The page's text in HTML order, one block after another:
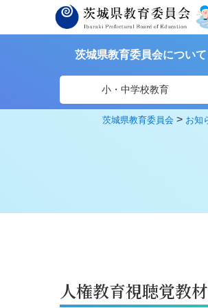
茨城県教育委員会について
小・中学校教育
茨城県教育委員会 > お知
人権教育視聴覚教